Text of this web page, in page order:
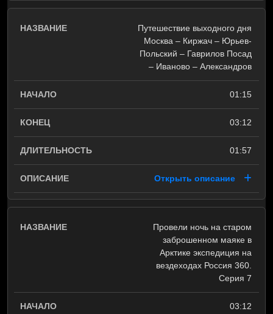
Путешествие выходного дня
Москва – Киржач – Юрьев-
Польский – Гаврилов Посад
– Иваново – Александров
01:15
03:12
01:57
Открыть описание
Провели ночь на старом
заброшенном маяке в
Арктике экспедиция на
вездеходах Россия 360.
Серия 7
03:12